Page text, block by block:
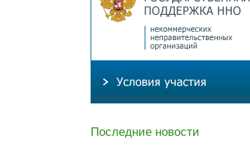
Последние новости